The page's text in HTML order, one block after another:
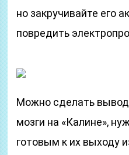
но закручивайте его
повредить
Можно сделать
мозги на «Калине»,
готовым к их выходу